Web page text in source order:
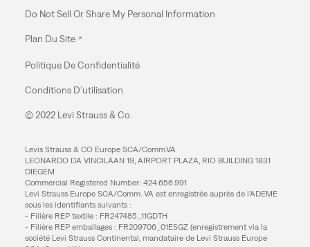
Do Not Sell Or Share My Personal Information
Plan Du Site
Politique De Confidentialité
Conditions D’utilisation
© 2022 Levi Strauss & Co.
Levis Strauss & CO Europe SCA/Comm.VA
LEONARDO DA VINCILAAN 19, AIRPORT PLAZA, RIO BUILDING 1831
DIEGEM
Commercial Registered Number: 424.656.991
Levi Strauss Europe SCA/Comm. VA est enregistrée auprès de l’ADEME
sous les identifiants suivants :
- Filière REP textile : FR247485_11GDTH
- Filière REP emballages : FR209706_01ESGZ (enregistrement via la
société Levi Strauss Continental, mandataire de Levi Strauss Europe